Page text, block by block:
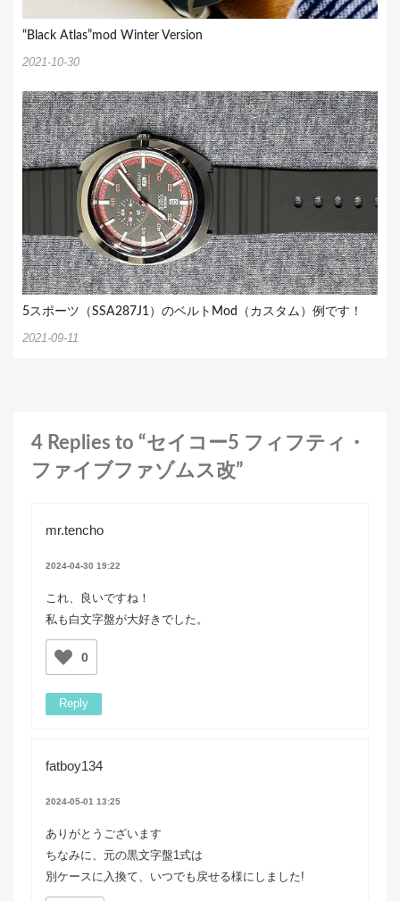
“Black Atlas”mod Winter Version
2021-10-30
5スポーツ（SSA287J1）のベルトMod（カスタム）例です！
2021-09-11
4 Replies to “セイコー5 フィフティ・
ファイブファゾムス改”
mr.tencho
2024-04-30 19:22
これ、良いですね！
私も白文字盤が大好きでした。
0
Reply
fatboy134
2024-05-01 13:25
ありがとうございます
ちなみに、元の黒文字盤1式は
別ケースに入換て、いつでも戻せる様にしました!